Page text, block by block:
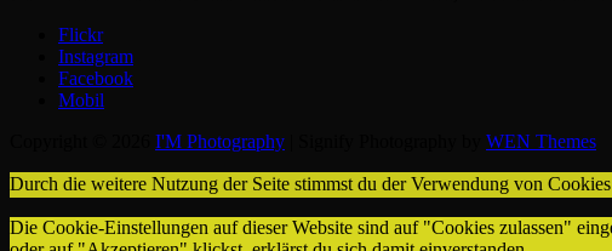
Flickr
Instagram
Facebook
Mobil
I'M Photography WEN Themes
Durch die weitere Nutzung der Seite stimmst du der Verwendung von
Die Cookie-Einstellungen auf dieser Website sind auf "Cookies zulassen"